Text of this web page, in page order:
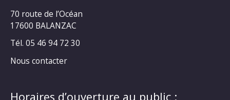
70 route de l’Océan
17600 BALANZAC
Tél. 05 46 94 72 30
Nous contacter
Horaires d’ouverture au public :